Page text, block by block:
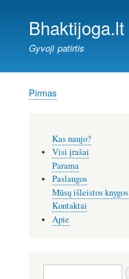
Bhaktijoga.lt
Gyvoji patirtis
Kelias
Pirmas
meniu
Kas naujo?
Visi įrašai
Parama
Paslaugos
Mūsų išleistos knygos
Kontaktai
Apie
Paieška